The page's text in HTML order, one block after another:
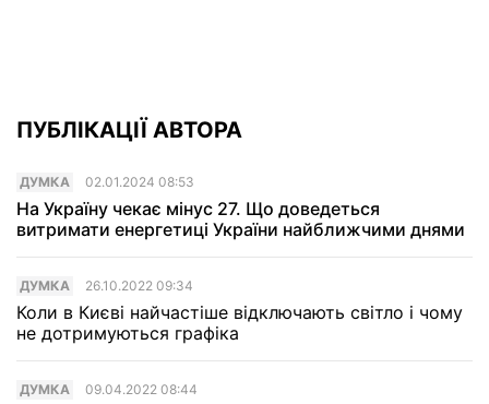
ПУБЛІКАЦІЇ АВТОРА
ДУМКА 02.01.2024 08:53
На Україну чекає мінус 27. Що доведеться
витримати енергетиці України найближчими днями
ДУМКА 26.10.2022 09:34
Коли в Києві найчастіше відключають світло і чому
не дотримуються графіка
ДУМКА 09.04.2022 08:44